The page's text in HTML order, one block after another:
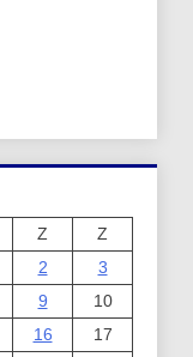
Z
Z
2
3
9
10
16
17